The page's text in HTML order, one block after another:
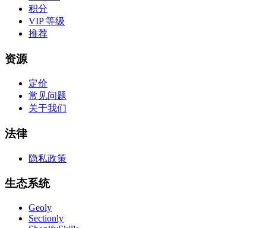
积分
VIP 等级
推荐
资源
定价
常见问题
关于我们
法律
隐私政策
生态系统
Geoly
Sectionly